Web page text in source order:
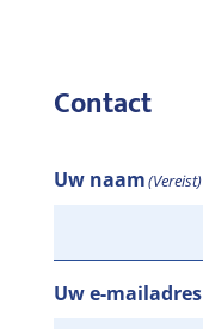
Contact
Uw naam(Vereist)
Uw e-mailadres